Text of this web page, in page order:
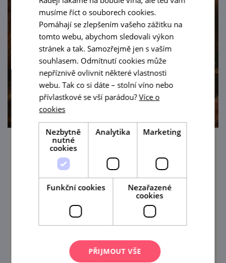
Cimbálové veselí u nás ve sklepě 2026
18. 8. '26
Vinařství Topolanský srdečně zve do Pavlova
na večerní posezení s degustací vín a
cimbálovou muzikou.
prohlédnout
musíme říct o souborech cookies.
Pomáhají se zlepšením vašeho zážitku na
tomto webu, abychom sledovali výkon
stránek a tak. Samozřejmě jen s vaším
souhlasem. Odmítnutí cookies může
nepříznivě ovlivnit některé vlastnosti
webu. Tak co si dáte – stolní víno nebo
přívlastkové se vší parádou?Více o
cookies
Nezbytně
nutné
cookies
Analytika Marketing
Funkční cookies
Nezařazené
cookies
PŘIJMOUT VŠE